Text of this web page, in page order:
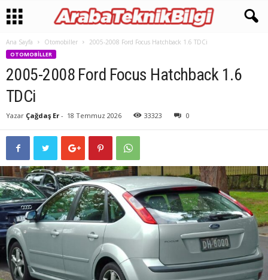
Ana Sayfa Otomobiller 2005-2008 Ford Focus Hatchback 1.6 TDCi
OTOMOBILLER
2005-2008 Ford Focus Hatchback 1.6
TDCi
Yazar Çağdaş Er - 18 Temmuz 2026 33323 0